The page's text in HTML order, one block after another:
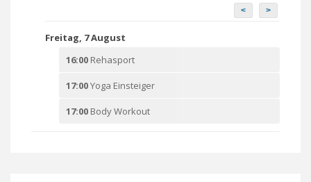
< >
Freitag, 7 August
16:00 Rehasport
17:00Yoga Einsteiger
17:00 Body Workout